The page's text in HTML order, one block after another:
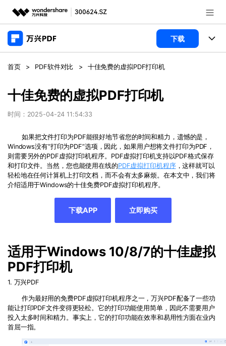
推荐产品
政企服务
新闻中心
关于万兴
加入我们
帮助中心
客服热线： 4000-300624
下载
产品
桌面端
万兴PDF Windows版
移动端
万兴PDF 安卓版
万兴PDF SDK
申请试用
功能
PDF新功能
PDF编辑器
PDF合并工具
PDF转换器
PDF签名
PDF批量工具
PDF提取页面
PDF表格
PDF页面调整
商业合作
学校&教育
企业采购
帮助中心
产品支持
用户指南
下载中心
产品资讯
01.热门软件
02.转换PDF
03.编辑PDF
登录 立即购买
首页 > PDF软件对比 > 十佳免费的虚拟PDF打印机
十佳免费的虚拟PDF打印机
时间：2025-04-24 11:54:33
如果把文件打印为PDF能很好地节省您的时间和精力，遗憾的是，
Windows没有“打印为PDF”选项，因此，如果用户想将文件打印为PDF，
则需要另外的PDF虚拟打印机程序。PDF虚拟打印机支持以PDF格式保存
和打印文件。当然，您也能使用在线的PDF虚拟打印机程序，这样就可以
轻松地在任何计算机上打印文档，而不会有太多麻烦。在本文中，我们将
介绍适用于Windows的十佳免费PDF虚拟打印机程序。
下载APP 立即购买
适用于Windows 10/8/7的十佳虚拟
PDF打印机
1. 万兴PDF
作为最好用的免费PDF虚拟打印机程序之一，万兴PDF配备了一些功
能让打印PDF文件变得更轻松。它的打印功能使用简单，因此不需要用户
投入太多时间和精力。事实上，它的打印功能在效率和易用性方面在业内
首屈一指。